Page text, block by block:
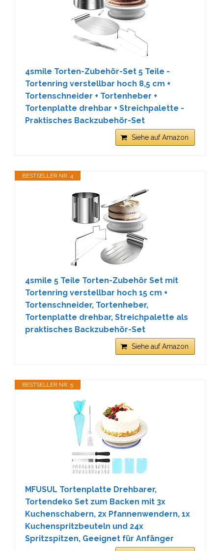
4smile Torten-Zubehör-Set 5 Teile -
Tortenring verstellbar hoch 8,5 cm +
Tortenschneider + Tortenheber +
Tortenplatte drehbar + Streichpalette -
Praktisches Backzubehör-Set
Siehe auf Amazon
BESTSELLER NR. 4
4smile 5 Teile Torten-Zubehör Set mit
Tortenring verstellbar hoch 15 cm +
Tortenschneider, Tortenheber,
Tortenplatte drehbar, Streichpalette als
praktisches Backzubehör-Set
Siehe auf Amazon
BESTSELLER NR. 5
MFUSUL Tortenplatte Drehbarer,
Tortendeko Set zum Backen mit 3x
Kuchenschabern, 2x Pfannenwendern, 1x
Kuchenspritzbeuteln und 24x
Spritzspitzen, Geeignet für Anfänger